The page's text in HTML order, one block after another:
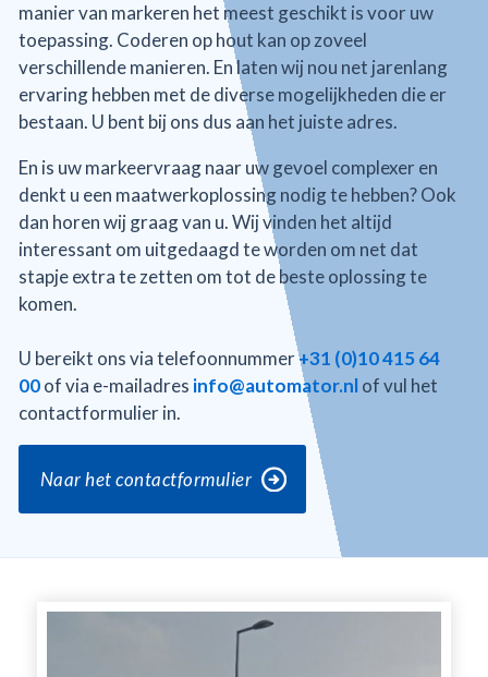
manier van markeren het meest geschikt is voor uw
toepassing. Coderen op hout kan op zoveel
verschillende manieren. En laten wij nou net jarenlang
ervaring hebben met de diverse mogelijkheden die er
bestaan. U bent bij ons dus aan het juiste adres.
En is uw markeervraag naar uw gevoel complexer en
denkt u een maatwerkoplossing nodig te hebben? Ook
dan horen wij graag van u. Wij vinden het altijd
interessant om uitgedaagd te worden om net dat
stapje extra te zetten om tot de beste oplossing te
komen.
U bereikt ons via telefoonnummer+31 (0)10 415 64
00of via e-mailadres info@automator.nlof vul het
contactformulier in.
Naar het contactformulier